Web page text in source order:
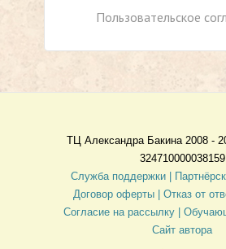
Пользовательское
ТЦ Александра Бакина 2008 -
324710000038159
Служба поддержки |
Договор оферты
| Отказ от
Согласие на рассылку |
Сайт автора